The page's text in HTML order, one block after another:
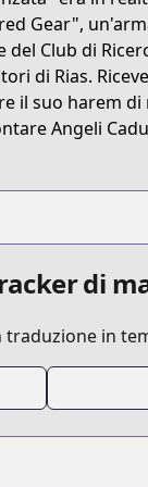
school-dxd
Gear",
del Club di
di Rias.
il suo harem di
Angeli
di
in